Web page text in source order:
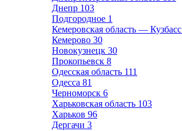
Днепр 103
Подгородное 1
Кемеровская область — Кузбасс
Кемерово 30
Новокузнецк 30
Прокопьевск 8
Одесская область 111
Одесса 81
Черноморск 6
Харьковская область 103
Харьков 96
Дергачи 3